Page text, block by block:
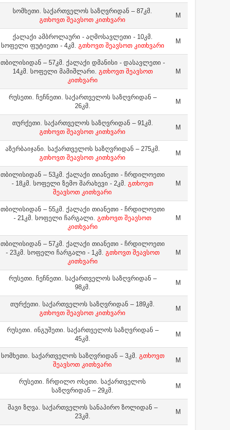
სომხეთი. საქართველოს საზღვრიდან – 87კმ.
გთხოვთ შეავსოთ კითხვარი
M
ქალაქი ამბროლაური - აღმოსავლეთი - 10კმ.
სოფელი ფუტიეთი - 4კმ. გთხოვთ შეავსოთ კითხვარი
M
თბილისიდან – 57კმ. ქალაქი დმანისი - დასავლეთი -
14კმ. სოფელი მამიშლარი. გთხოვთ შეავსოთ
კითხვარი
M
რუსეთი. ჩეჩნეთი. საქართველოს საზღვრიდან –
26კმ.
M
თურქეთი. საქართველოს საზღვრიდან – 91კმ.
გთხოვთ შეავსოთ კითხვარი
M
აზერბაიჯანი. საქართველოს საზღვრიდან – 275კმ.
გთხოვთ შეავსოთ კითხვარი
M
თბილისიდან – 53კმ. ქალაქი თიანეთი - ჩრდილოეთი
- 18კმ. სოფელი ზემო შარახევი - 2კმ. გთხოვთ
შეავსოთ კითხვარი
M
თბილისიდან – 55კმ. ქალაქი თიანეთი - ჩრდილოეთი
- 21კმ. სოფელი ჩარგალი. გთხოვთ შეავსოთ
კითხვარი
M
თბილისიდან – 57კმ. ქალაქი თიანეთი - ჩრდილოეთი
- 23კმ. სოფელი ჩარგალი - 1კმ. გთხოვთ შეავსოთ
კითხვარი
M
რუსეთი. ჩეჩნეთი. საქართველოს საზღვრიდან –
98კმ.
M
თურქეთი. საქართველოს საზღვრიდან – 189კმ.
გთხოვთ შეავსოთ კითხვარი
M
რუსეთი. ინგუშეთი. საქართველოს საზღვრიდან –
45კმ.
M
სომხეთი. საქართველოს საზღვრიდან – 3კმ. გთხოვთ
შეავსოთ კითხვარი
M
რუსეთი. ჩრდილო ოსეთი. საქართველოს
საზღვრიდან – 29კმ.
M
შავი ზღვა. საქართველოს სანაპირო ზოლიდან –
23კმ.
M